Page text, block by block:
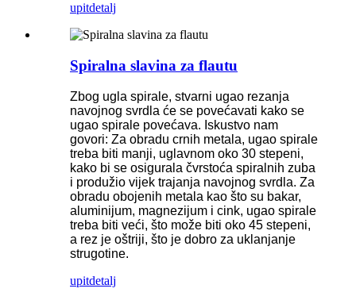
upitdetalj
Spiralna slavina za flautu
Zbog ugla spirale, stvarni ugao rezanja
navojnog svrdla će se povećavati kako se
ugao spirale povećava. Iskustvo nam
govori: Za obradu crnih metala, ugao spirale
treba biti manji, uglavnom oko 30 stepeni,
kako bi se osigurala čvrstoća spiralnih zuba
i produžio vijek trajanja navojnog svrdla. Za
obradu obojenih metala kao što su bakar,
aluminijum, magnezijum i cink, ugao spirale
treba biti veći, što može biti oko 45 stepeni,
a rez je oštriji, što je dobro za uklanjanje
strugotine.
upitdetalj